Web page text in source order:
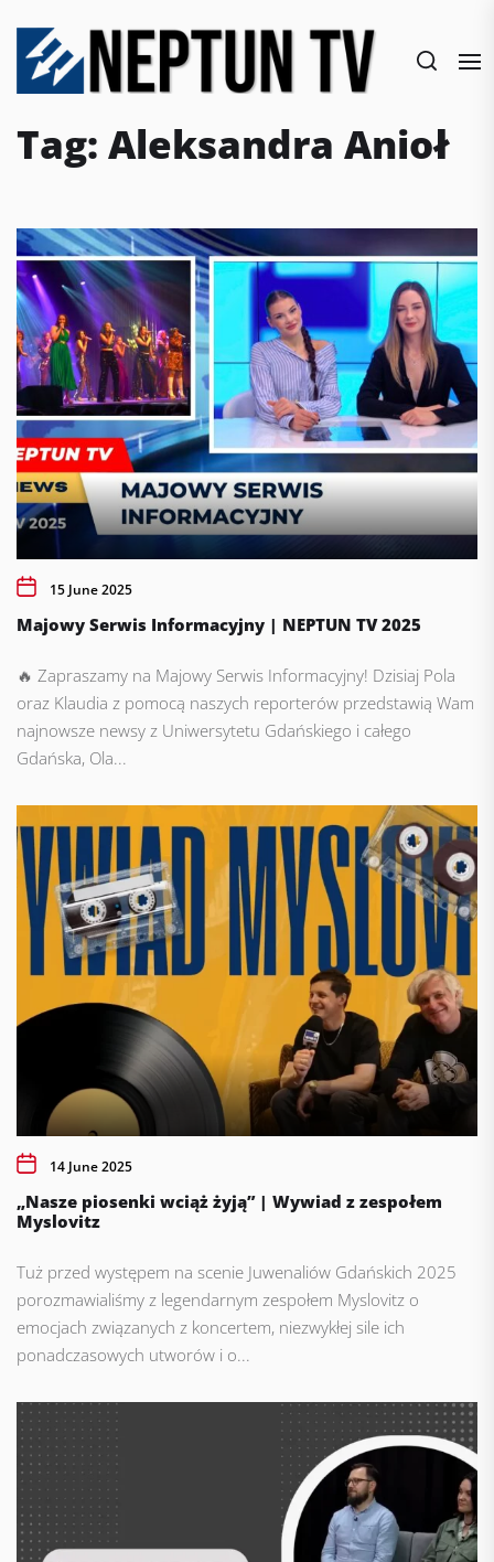
content
Tag: Aleksandra Anioł
15 June 2025
Majowy Serwis Informacyjny | NEPTUN TV 2025
🔥 Zapraszamy na Majowy Serwis Informacyjny! Dzisiaj Pola
oraz Klaudia z pomocą naszych reporterów przedstawią Wam
najnowsze newsy z Uniwersytetu Gdańskiego i całego
Gdańska, Ola...
14 June 2025
„Nasze piosenki wciąż żyją” | Wywiad z zespołem
Myslovitz
Tuż przed występem na scenie Juwenaliów Gdańskich 2025
porozmawialiśmy z legendarnym zespołem Myslovitz o
emocjach związanych z koncertem, niezwykłej sile ich
ponadczasowych utworów i o...